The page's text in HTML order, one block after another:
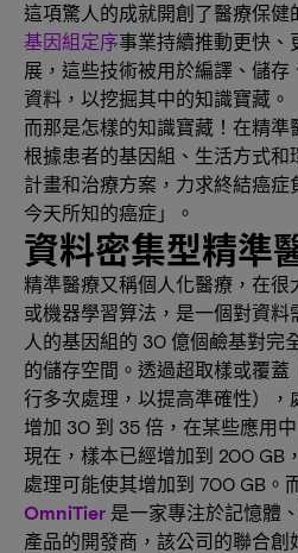
這項驚人的成就開創了醫療保
基因組定序事業持續推動更快、
展，這些技術被用於編譯、儲
資料，以挖掘其中的知識寶藏。
而那是怎樣的知識寶藏！在精
根據患者的基因組、生活方式
計畫和治療方案，力求終結癌
今天所知的癌症」。
資料密集型精準
精準醫療又稱個人化醫療，在很
或機器學習算法，是一個對資
人的基因組的 30 億個鹼基對完
的儲存空間。透過超取樣或覆蓋
行多次處理，以提高準確性），
增加 30 到 35 倍，在某些應用
現在，樣本已經增加到 200 GB
處理可能使其增加到 700 GB。
OmniTier 是一家專注於記憶體
產品的開發商，該公司的聯合創